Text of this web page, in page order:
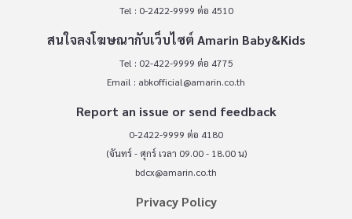
Tel : 0-2422-9999 ต่อ 4510
สนใจลงโฆษณากับเว็บไซต์ Amarin Baby&Kids
Tel : 02-422-9999 ต่อ 4775
Email : abkofficial@amarin.co.th
Report an issue or send feedback
0-2422-9999 ต่อ 4180
(จันทร์ - ศุกร์ เวลา 09.00 - 18.00 น)
bdcx@amarin.co.th
Privacy Policy